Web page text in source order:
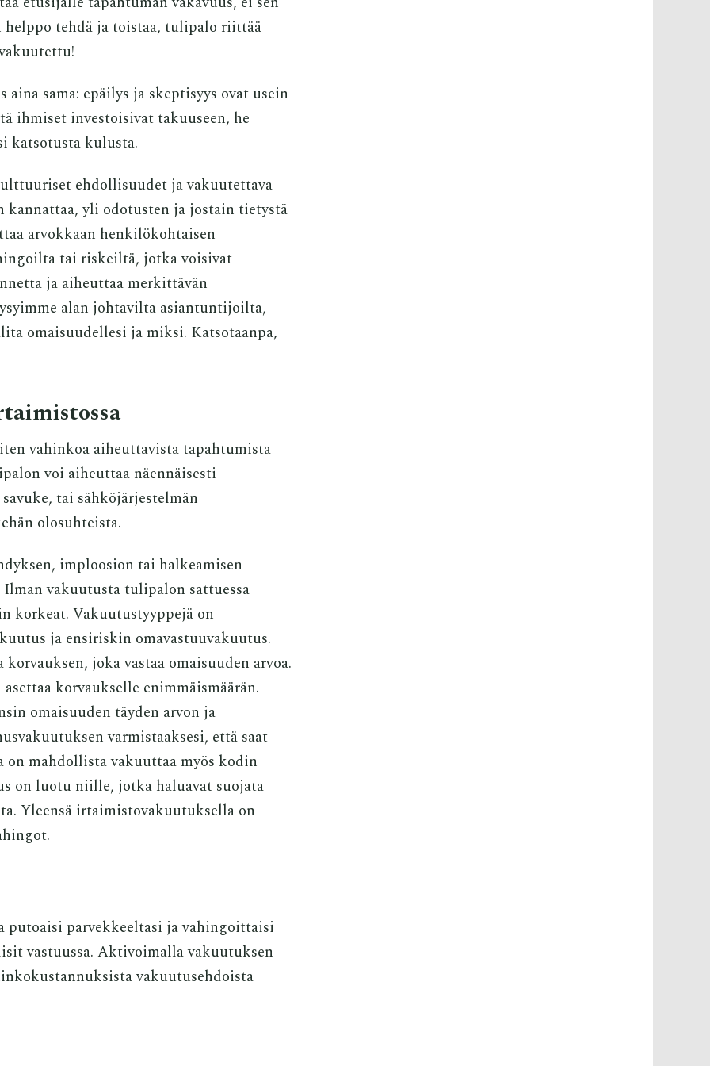
tehdä ja toistaa, tulipalo riittää
sama: epäilys ja skeptisyys ovat usein
ihmiset investoisivat takuuseen, he
katsotusta kulusta.
ehdollisuudet ja vakuutettava
yli odotusten ja jostain tietystä
arvokkaan henkilökohtaisen
tai riskeiltä, jotka voisivat
ja aiheuttaa merkittävän
alan johtavilta asiantuntijoilta,
omaisuudellesi ja miksi. Katsotaanpa,
vahinkoa aiheuttavista tapahtumista
voi aiheuttaa näennäisesti
tai sähköjärjestelmän
olosuhteista.
imploosion tai halkeamisen
vakuutusta tulipalon sattuessa
korkeat. Vakuutustyyppejä on
ja ensiriskin omavastuuvakuutus.
joka vastaa omaisuuden arvoa.
korvaukselle enimmäismäärän.
omaisuuden täyden arvon ja
varmistaaksesi, että saat
on mahdollista vakuuttaa myös kodin
on luotu niille, jotka haluavat suojata
Yleensä irtaimistovakuutuksella on
parvekkeeltasi ja vahingoittaisi
vastuussa. Aktivoimalla vakuutuksen
vakuutusehdoista